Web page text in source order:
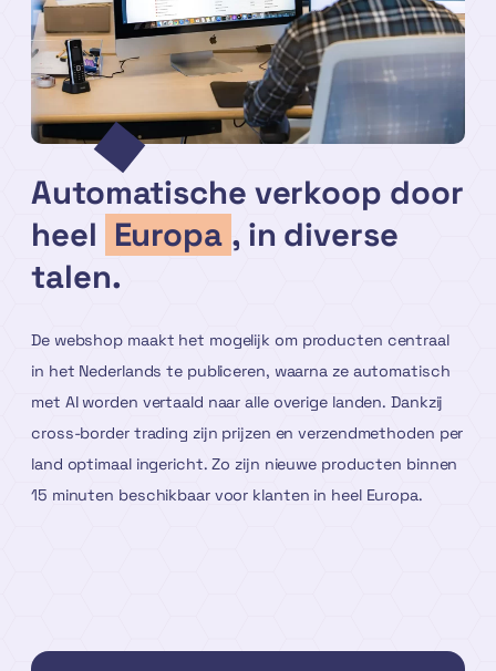
Automatische verkoop door
heel Europa , in diverse
talen.
De webshop maakt het mogelijk om producten centraal
in het Nederlands te publiceren, waarna ze automatisch
met AI worden vertaald naar alle overige landen. Dankzij
cross-border trading zijn prijzen en verzendmethoden per
land optimaal ingericht. Zo zijn nieuwe producten binnen
15 minuten beschikbaar voor klanten in heel Europa.